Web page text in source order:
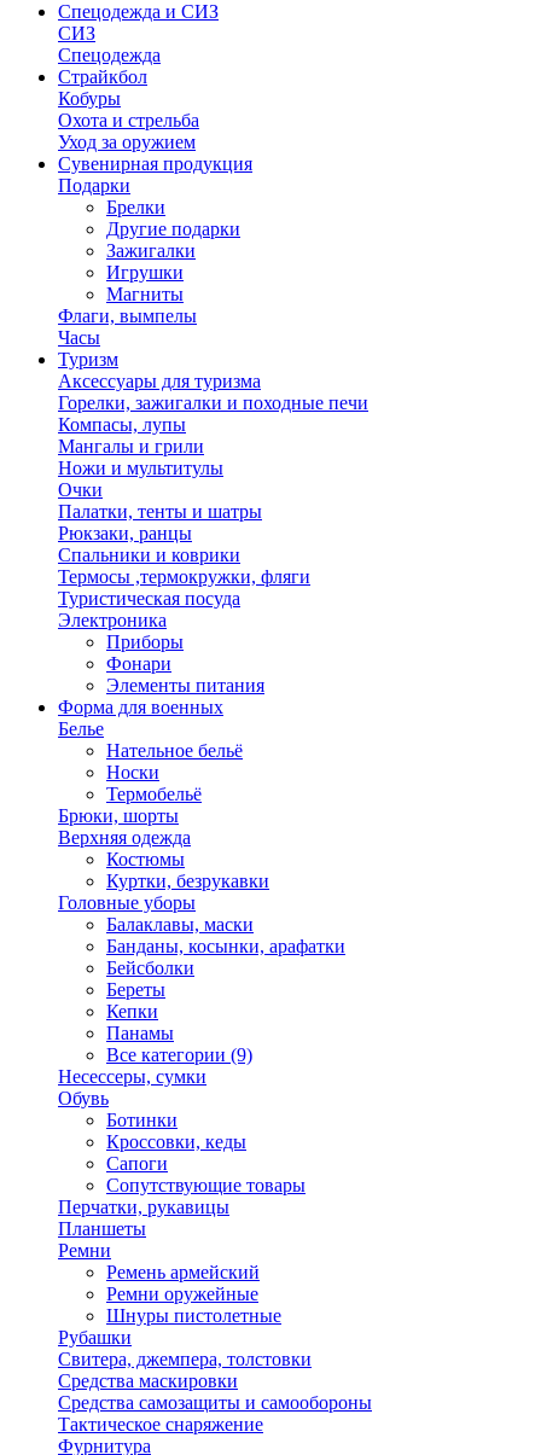
Спецодежда и СИЗ
СИЗ
Спецодежда
Страйкбол
Кобуры
Охота и стрельба
Уход за оружием
Сувенирная продукция
Подарки
Брелки
Другие подарки
Зажигалки
Игрушки
Магниты
Флаги, вымпелы
Часы
Туризм
Аксессуары для туризма
Горелки, зажигалки и походные печи
Компасы, лупы
Мангалы и грили
Ножи и мультитулы
Очки
Палатки, тенты и шатры
Рюкзаки, ранцы
Спальники и коврики
Термосы ,термокружки, фляги
Туристическая посуда
Электроника
Приборы
Фонари
Элементы питания
Форма для военных
Белье
Нательное бельё
Носки
Термобельё
Брюки, шорты
Верхняя одежда
Костюмы
Куртки, безрукавки
Головные уборы
Балаклавы, маски
Банданы, косынки, арафатки
Бейсболки
Береты
Кепки
Панамы
Все категории (9)
Несессеры, сумки
Обувь
Ботинки
Кроссовки, кеды
Сапоги
Сопутствующие товары
Перчатки, рукавицы
Планшеты
Ремни
Ремень армейский
Ремни оружейные
Шнуры пистолетные
Рубашки
Свитера, джемпера, толстовки
Средства маскировки
Средства самозащиты и самообороны
Тактическое снаряжение
Фурнитура